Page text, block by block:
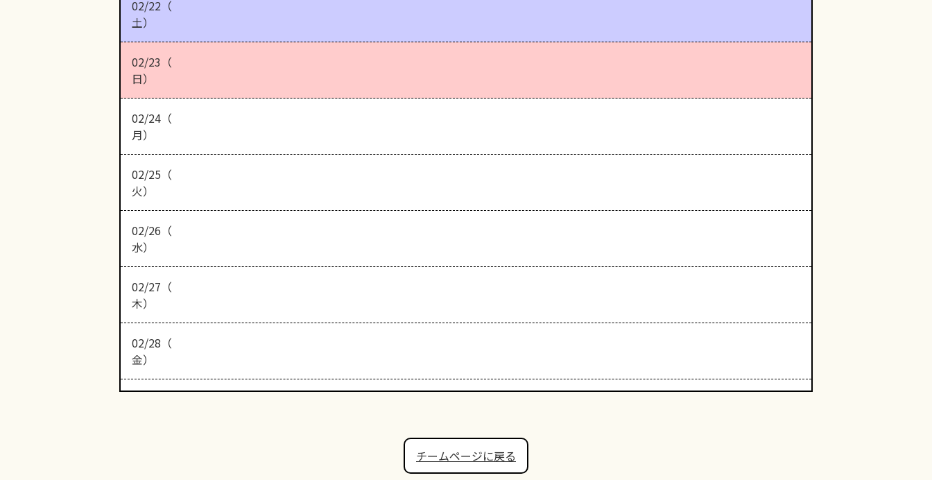
02/22（
土）
02/23（
日）
02/24（
月）
02/25（
火）
02/26（
水）
02/27（
木）
02/28（
金）
チームページに戻る